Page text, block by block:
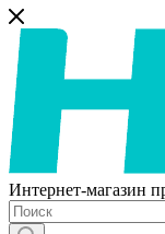
Интернет-магазин